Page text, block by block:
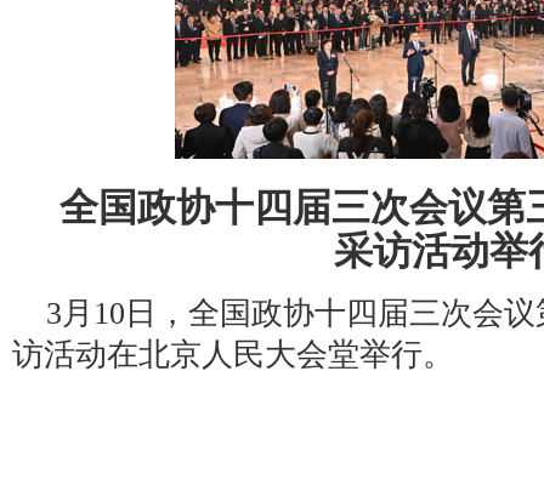
全国政协十四届三次会议第
采访活动举
3月10日，全国政协十四届三次会
访活动在北京人民大会堂举行。